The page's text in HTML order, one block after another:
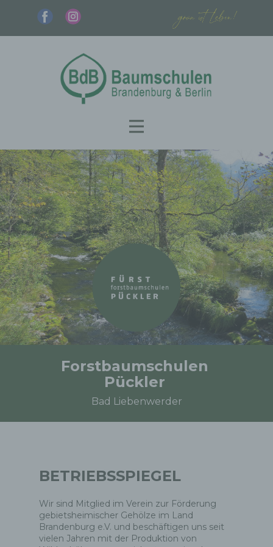
Forstbaumschulen
Pückler
Bad Liebenwerder
BETRIEBSSPIEGEL
Wir sind Mitglied im Verein zur Förderung
gebietsheimischer Gehölze im Land
Brandenburg e.V. und beschäftigen uns seit
vielen Jahren mit der Produktion von